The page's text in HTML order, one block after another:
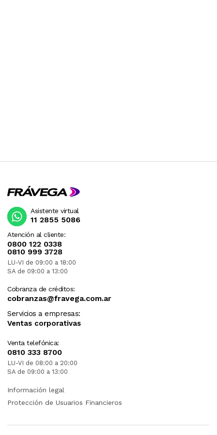
Atención al cliente:
0800 122 0338
0810 999 3728
LU-VI de 09:00 a 18:00
SA de 09:00 a 13:00
Cobranza de créditos:
cobranzas@fravega.com.ar
Servicios a empresas:
Ventas corporativas
Venta telefónica:
0810 333 8700
LU-VI de 08:00 a 20:00
SA de 09:00 a 13:00
Asistente virtual
11 2855 5086
Información legal
Protección de Usuarios Financieros